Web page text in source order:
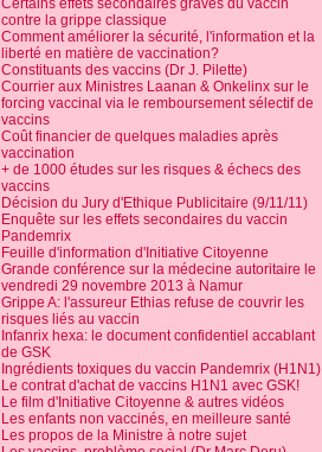
Certains effets secondaires graves du vaccin
contre la grippe classique
Comment améliorer la sécurité, l'information et la
liberté en matière de vaccination?
Constituants des vaccins (Dr J. Pilette)
Courrier aux Ministres Laanan & Onkelinx sur le
forcing vaccinal via le remboursement sélectif de
vaccins
Coût financier de quelques maladies après
vaccination
+ de 1000 études sur les risques & échecs des
vaccins
Décision du Jury d'Ethique Publicitaire (9/11/11)
Enquête sur les effets secondaires du vaccin
Pandemrix
Feuille d'information d'Initiative Citoyenne
Grande conférence sur la médecine autoritaire le
vendredi 29 novembre 2013 à Namur
Grippe A: l'assureur Ethias refuse de couvrir les
risques liés au vaccin
Infanrix hexa: le document confidentiel accablant
de GSK
Ingrédients toxiques du vaccin Pandemrix (H1N1)
Le contrat d'achat de vaccins H1N1 avec GSK!
Le film d'Initiative Citoyenne & autres vidéos
Les enfants non vaccinés, en meilleure santé
Les propos de la Ministre à notre sujet